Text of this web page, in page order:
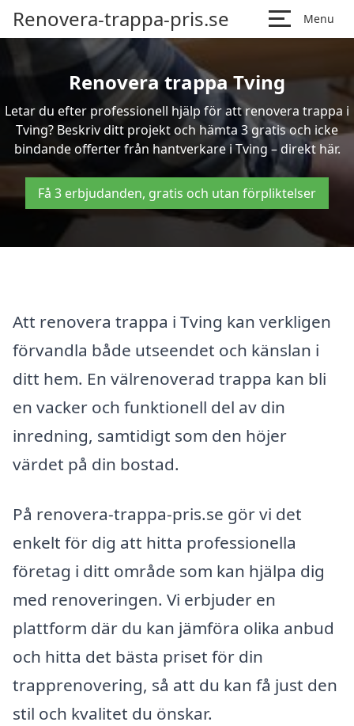
Renovera-trappa-pris.se Menu
Renovera trappa Tving
Letar du efter professionell hjälp för att renovera trappa i
Tving? Beskriv ditt projekt och hämta 3 gratis och icke
bindande offerter från hantverkare i Tving – direkt här.
Få 3 erbjudanden, gratis och utan förpliktelser
Att renovera trappa i Tving kan verkligen
förvandla både utseendet och känslan i
ditt hem. En välrenoverad trappa kan bli
en vacker och funktionell del av din
inredning, samtidigt som den höjer
värdet på din bostad.
På renovera-trappa-pris.se gör vi det
enkelt för dig att hitta professionella
företag i ditt område som kan hjälpa dig
med renoveringen. Vi erbjuder en
plattform där du kan jämföra olika anbud
och hitta det bästa priset för din
trapprenovering, så att du kan få just den
stil och kvalitet du önskar.